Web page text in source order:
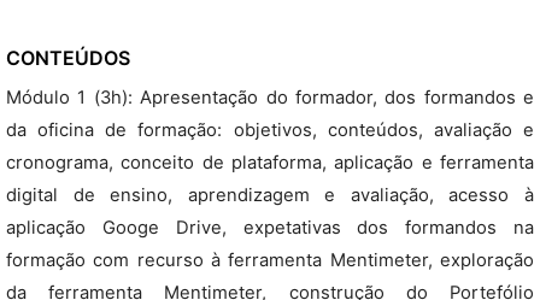
CONTEÚDOS
Módulo 1 (3h): Apresentação do formador, dos formandos e
da oficina de formação: objetivos, conteúdos, avaliação e
cronograma, conceito de plataforma, aplicação e ferramenta
digital de ensino, aprendizagem e avaliação, acesso à
aplicação Googe Drive, expetativas dos formandos na
formação com recurso à ferramenta Mentimeter, exploração
da ferramenta Mentimeter, construção do Portefólio